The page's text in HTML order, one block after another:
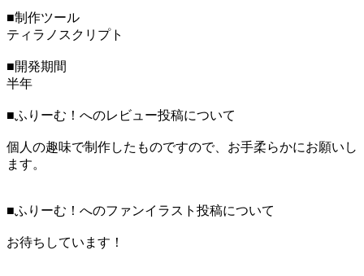
■制作ツール
ティラノスクリプト
■開発期間
半年
■ふりーむ！へのレビュー投稿について
個人の趣味で制作したものですので、お手柔らかにお願いし
ます。
■ふりーむ！へのファンイラスト投稿について
お待ちしています！